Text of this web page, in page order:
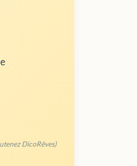
DicoRêves)